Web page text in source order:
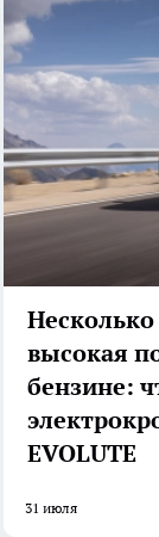
высокая
бензине:
EVOLUTE
31 июля